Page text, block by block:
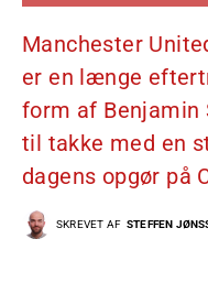
Manchester
er en længe
form af Benjamin
til takke med en
dagens opgør på
SKREVET AF STEFFEN